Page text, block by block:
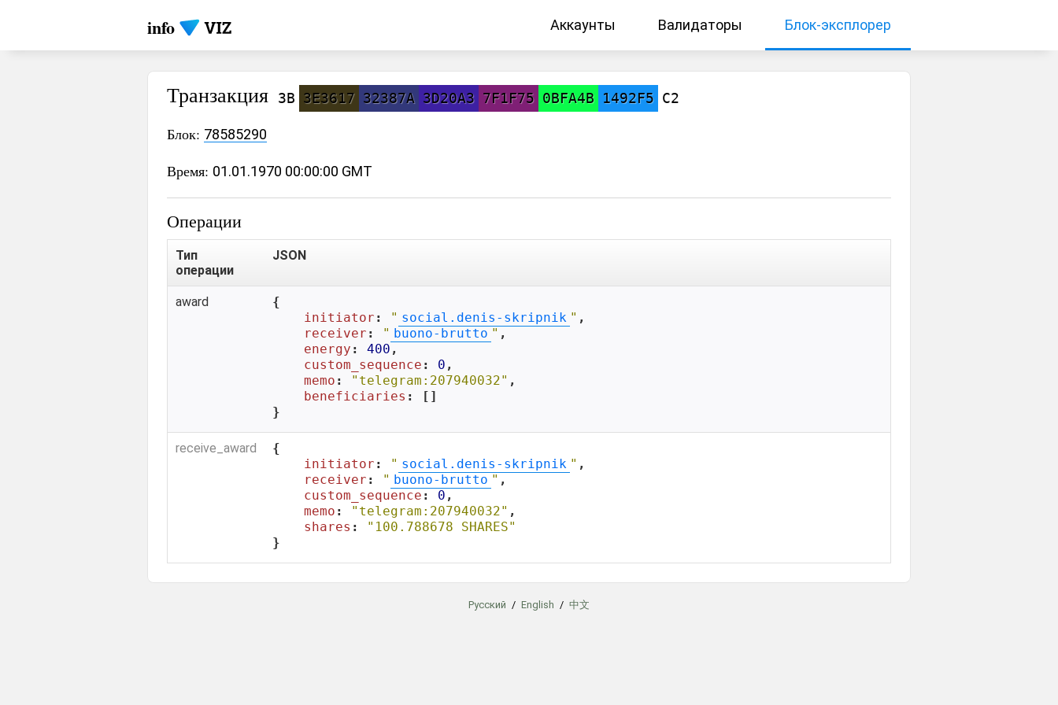
info Аккаунты Валидаторы Блок-эксплорер
Транзакция 3B 3E3617 32387A 3D20A3 7F1F75 0BFA4B 1492F5 C2
Блок: 78585290
Время: 01.01.1970 00:00:00 GMT
Операции
Тип
операции
JSON
award
{
initiator : " social.denis-skripnik " ,
receiver : " buono-brutto " ,
energy : 400 ,
custom_sequence : 0 ,
memo : "telegram:207940032" ,
beneficiaries : []
}
receive_award
{
initiator : " social.denis-skripnik " ,
receiver : " buono-brutto " ,
custom_sequence : 0 ,
memo : "telegram:207940032" ,
shares :
"100.788678 SHARES"
}
Русский / English / 中文